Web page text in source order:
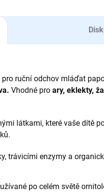
ruční odchov mláďat
Vhodné pro ary, eklekty,
látkami, které vaše dítě
trávicími enzymy a
po celém světě